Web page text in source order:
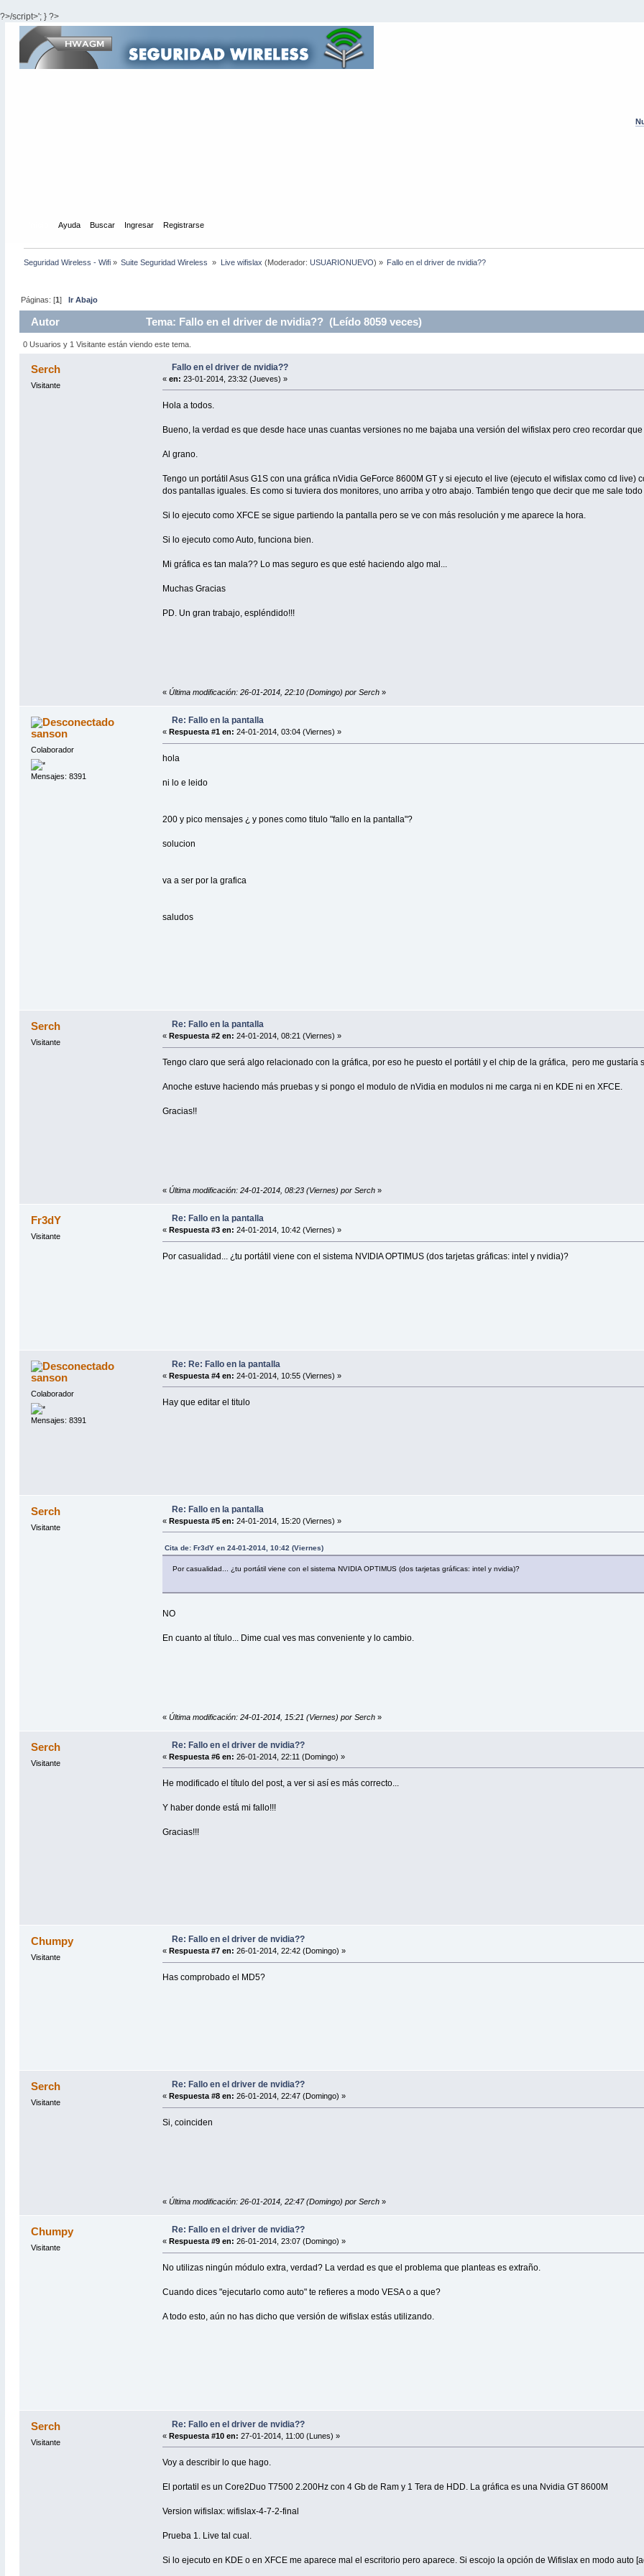
?>/script>'; } ?>
Ayuda Buscar Ingresar Registrarse
Seguridad Wireless - Wifi» Suite Seguridad Wireless » Live wifislax (Moderador: USUARIONUEVO) » Fallo en el driver de nvidia??
Páginas: [1] Ir Abajo
Autor Tema: Fallo en el driver de nvidia?? (Leído 8059 veces)
0 Usuarios y 1 Visitante están viendo este tema.
Serch
Visitante
Fallo en el driver de nvidia??
«en: 23-01-2014, 23:32 (Jueves) »
Hola a todos.
Bueno, la verdad es que desde hace unas cuantas versiones no me bajaba una versión del wifislax pero creo recordar
Al grano.
Tengo un portátil Asus G1S con una gráfica nVidia GeForce 8600M GT y si ejecuto el live (ejecuto el wifislax como cd
dos pantallas iguales. Es como si tuviera dos monitores, uno arriba y otro abajo. También tengo que decir que me sale
Si lo ejecuto como XFCE se sigue partiendo la pantalla pero se ve con más resolución y me aparece la hora.
Si lo ejecuto como Auto, funciona bien.
Mi gráfica es tan mala?? Lo mas seguro es que esté haciendo algo mal...
Muchas Gracias
PD. Un gran trabajo, espléndido!!!
«Última modificación: 26-01-2014, 22:10 (Domingo) por Serch »
sanson
Colaborador
Mensajes: 8391
Re: Fallo en la pantalla
«Respuesta #1 en: 24-01-2014, 03:04 (Viernes) »
hola
ni lo e leido
200 y pico mensajes ¿ y pones como titulo "fallo en la pantalla"?
solucion
va a ser por la grafica
saludos
Serch
Visitante
Re: Fallo en la pantalla
« Respuesta #2 en: 24-01-2014, 08:21 (Viernes) »
Tengo claro que será algo relacionado con la gráfica, por eso he puesto el portátil y el chip de la gráfica, pero me gustaría
Anoche estuve haciendo más pruebas y si pongo el modulo de nVidia en modulos ni me carga ni en KDE ni en XFCE.
Gracias!!
«Última modificación: 24-01-2014, 08:23 (Viernes) por Serch »
Fr3dY
Visitante
Re: Fallo en la pantalla
« Respuesta #3 en: 24-01-2014, 10:42 (Viernes) »
Por casualidad... ¿tu portátil viene con el sistema NVIDIA OPTIMUS (dos tarjetas gráficas: intel y nvidia)?
sanson
Colaborador
Mensajes: 8391
Re: Re: Fallo en la pantalla
«Respuesta #4 en: 24-01-2014, 10:55 (Viernes) »
Hay que editar el titulo
Serch
Visitante
Re: Fallo en la pantalla
«Respuesta #5 en: 24-01-2014, 15:20 (Viernes) »
Cita de: Fr3dY en 24-01-2014, 10:42 (Viernes)
Por casualidad... ¿tu portátil viene con el sistema NVIDIA OPTIMUS (dos tarjetas gráficas: intel y nvidia)?
NO
En cuanto al título... Dime cual ves mas conveniente y lo cambio.
«Última modificación: 24-01-2014, 15:21 (Viernes) por Serch »
Serch
Visitante
Re: Fallo en el driver de nvidia??
«Respuesta #6 en: 26-01-2014, 22:11 (Domingo) »
He modificado el título del post, a ver si así es más correcto...
Y haber donde está mi fallo!!!
Gracias!!!
Chumpy
Visitante
Re: Fallo en el driver de nvidia??
«Respuesta #7 en: 26-01-2014, 22:42 (Domingo) »
Has comprobado el MD5?
Serch
Visitante
Re: Fallo en el driver de nvidia??
« Respuesta #8 en: 26-01-2014, 22:47 (Domingo) »
Si, coinciden
«Última modificación: 26-01-2014, 22:47 (Domingo) por Serch »
Chumpy
Visitante
Re: Fallo en el driver de nvidia??
« Respuesta #9 en: 26-01-2014, 23:07 (Domingo) »
No utilizas ningún módulo extra, verdad? La verdad es que el problema que planteas es extraño.
Cuando dices "ejecutarlo como auto" te refieres a modo VESA o a que?
A todo esto, aún no has dicho que versión de wifislax estás utilizando.
Serch
Visitante
Re: Fallo en el driver de nvidia??
«Respuesta #10 en: 27-01-2014, 11:00 (Lunes) »
Voy a describir lo que hago.
El portatil es un Core2Duo T7500 2.200Hz con 4 Gb de Ram y 1 Tera de HDD. La gráfica es una Nvidia GT 8600M
Version wifislax: wifislax-4-7-2-final
Prueba 1. Live tal cual.
Si lo ejecuto en KDE o en XFCE me aparece mal el escritorio pero aparece. Si escojo la opción de Wifislax en modo auto